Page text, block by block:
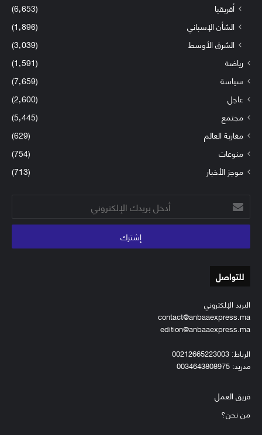
أفريقيا
(6٬653)
الشأن الإسباني
(1٬896)
الشرق الأوسط
(3٬039)
رياضة
(1٬591)
سياسة
(7٬659)
عاجل
(2٬600)
مجتمع
(5٬445)
مغاربة العالم
(629)
منوعات
(754)
موجز الأخبار
(713)
أدخل
بريدك
الإلكتروني
للتواصل
البريد الإلكتروني
contact@anbaaexpress.ma
edition@anbaaexpress.ma
الرباط: 00212665223003
مدريد: 0034643808975
فريق العمل
من نحن؟